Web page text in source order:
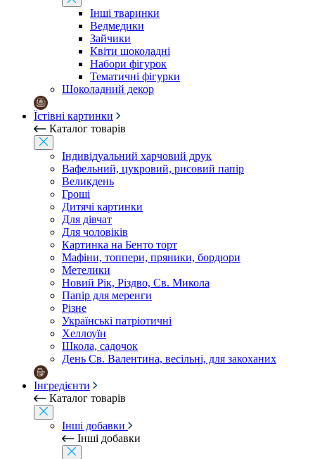
Інші тваринки
Ведмедики
Зайчики
Квіти шоколадні
Набори фігурок
Тематичні фігурки
Шоколадний декор
Їстівні картинки
Каталог товарів
Індивідуальний харчовий друк
Вафельний, цукровий, рисовий папір
Великдень
Гроші
Дитячі картинки
Для дівчат
Для чоловіків
Картинка на Бенто торт
Мафіни, топпери, пряники, бордюри
Метелики
Новий Рік, Різдво, Св. Микола
Папір для меренги
Різне
Українські патріотичні
Хеллоуїн
Школа, садочок
День Св. Валентина, весільні, для закоханих
Інгредієнти
Каталог товарів
Інші добавки
Інші добавки